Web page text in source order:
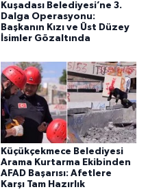
Kuşadası Belediyesi’ne 3.
Dalga Operasyonu:
Başkanın Kızı ve Üst Düzey
İsimler Gözaltında
Küçükçekmece Belediyesi
Arama Kurtarma Ekibinden
AFAD Başarısı: Afetlere
Karşı Tam Hazırlık